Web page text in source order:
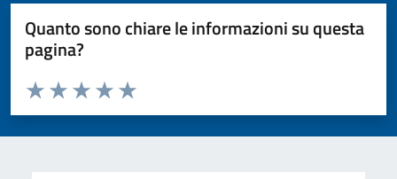
Quanto sono chiare le informazioni su questa
pagina?
Valuta da 1 a 5 stelle la pagina
Valuta 5 stelle su 5
Valuta 4 stelle su 5
Valuta 3 stelle su 5
Valuta 2 stelle su 5
Valuta 1 stelle su 5